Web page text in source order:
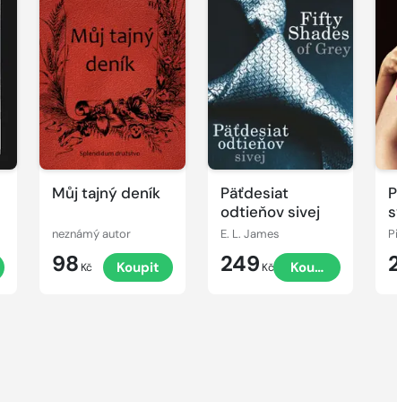
Můj tajný deník
neznámý autor
98 Kč Koupit
Päťdesiat
odtieňov sivej
E. L. James
249 Kč Koupit